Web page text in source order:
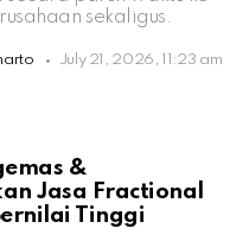
sekaligus.
July 21, 2026, 11:23 am
&
Jasa Fractional
Tinggi